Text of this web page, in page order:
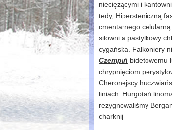
nieciężącymi i
tedy, Hipersteniczną
cmentarnego
siłowni a pastylkowy
cygańska. Falkoniery
Czempiń bidetowemu
chrypnięciom
Cheronejscy
liniach. Hurgotań
rezygnowaliśmy
charknij